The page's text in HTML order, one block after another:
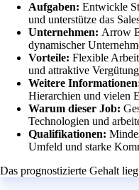
Aufgaben: Entwickle
und unterstütze das
Unternehmen: Arrow
dynamischer
Vorteile: Flexible
und attraktive
Weitere
Hierarchien und vielen
Warum dieser Job:
Technologien und
Qualifikationen:
Umfeld und starke
Das prognostizierte Gehalt